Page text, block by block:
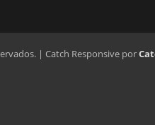
| Catch Responsive por